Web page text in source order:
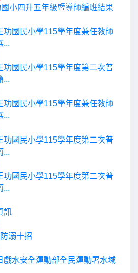
小四升五年級暨導師編班結果
功國民小學115學年度兼任教師
...
功國民小學115學年度第二次普
...
功國民小學115學年度兼任教師
...
功國民小學115學年度第二次普
...
功國民小學115學年度第二次普
...
訊
溺十招
戲水安全運動部全民運動署水域